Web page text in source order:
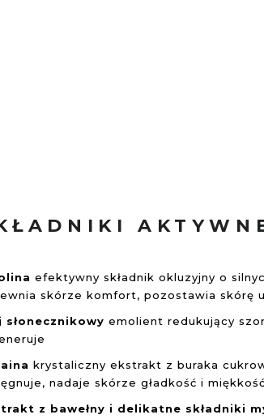
efektywny składnik okluzyjny o
skórze komfort, pozostawia skórę
słonecznikowy emolient redukujący
krystaliczny ekstrakt z buraka
nadaje skórze gładkość i miękkość
z bawełny i delikatne składniki